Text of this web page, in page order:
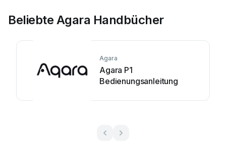
Beliebte Agara Handbücher
Agara
Agara P1
Bedienungsanleitung